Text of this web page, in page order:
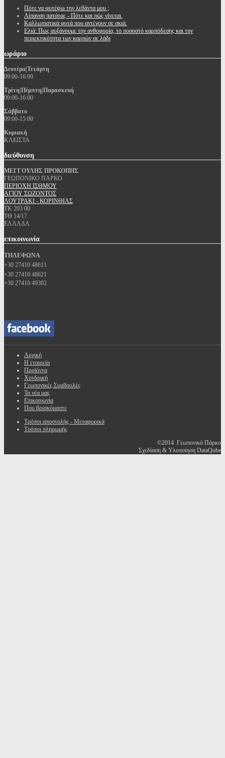
Πότε να φυτέψω την λεβάντα μου ;
Λίπανση πατάτας - Πότε και πώς γίνεται.
Καλλωπιστικά φυτά που αντέχουν σε σκιά.
Ελιά: Πως αυξάνουμε την ανθοφορία, το ποσοστό καρπόδεσης και την
περιεκτικότητα των καρπών σε λάδι
ωράριο
Δευτέρα|Τετάρτη
09:00-16:00
Τρίτη|Πέμπτη|Παρασκευή
09:00-16:00
Σάββατο
09:00-15:00
Κυριακή
ΚΛΕΙΣΤΑ
διεύθυνση
ΜΕΓΓΟΥΛΗΣ ΠΡΟΚΟΠΗΣ
ΓΕΩΠΟΝΙΚΟ ΠΑΡΚΟ
ΠΕΡΙΟΧΗ ΙΣΘΜΟΥ
ΑΓΙΟΥ ΣΩΖΟΝΤΟΣ
ΛΟΥΤΡΑΚΙ - ΚΟΡΙΝΘΙΑΣ
ΤΚ 203 00
ΤΘ 14/17
ΕΛΛΑΔΑ
επικοινωνία
ΤΗΛΕΦΩΝΑ
+30 27410 48611
+30 27410 48621
+30 27410 49302
Αρχική
Η εταιρεία
Προϊόντα
Χονδρική
Γεωπονικές Συμβουλές
Τα νέα μας
Επικοινωνία
Που βρισκόμαστε
Τρόποι αποστολής - Μεταφορικά
Τρόποι πληρωμής
©2014 Γεωπονικό Πάρκο
Σχεδίαση & Υλοποίηση DataQube